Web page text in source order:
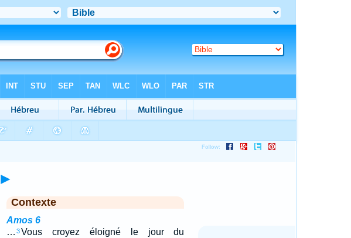
►
Contexte
Amos 6
… 3Vous croyez éloigné le jour du